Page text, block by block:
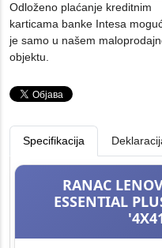
Odloženo plaćanje kreditnim
karticama banke Intesa
je samo u našem
objektu.
Specifikacija
RANAC
ESSENTIAL